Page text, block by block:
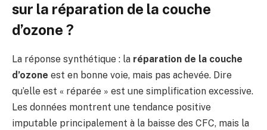
sur la réparation de la couche
d’ozone ?
La réponse synthétique : la réparation de la couche
d’ozone est en bonne voie, mais pas achevée. Dire
qu’elle est « réparée » est une simplification excessive.
Les données montrent une tendance positive
imputable principalement à la baisse des CFC, mais la